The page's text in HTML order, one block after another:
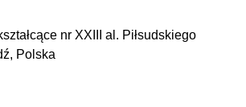
nr XXIII al. Piłsudskiego
Polska